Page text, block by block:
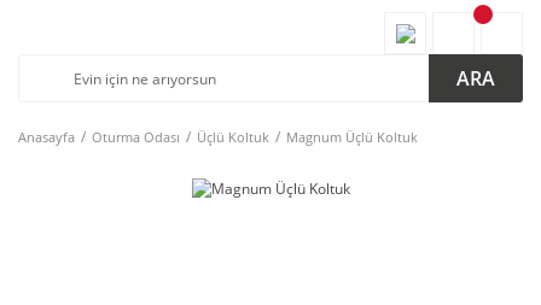
ARA
Anasayfa Oturma Odası Üçlü Koltuk Magnum Üçlü Koltuk